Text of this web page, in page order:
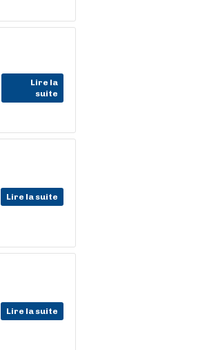
Lire la
suite
Lire la suite
Lire la suite